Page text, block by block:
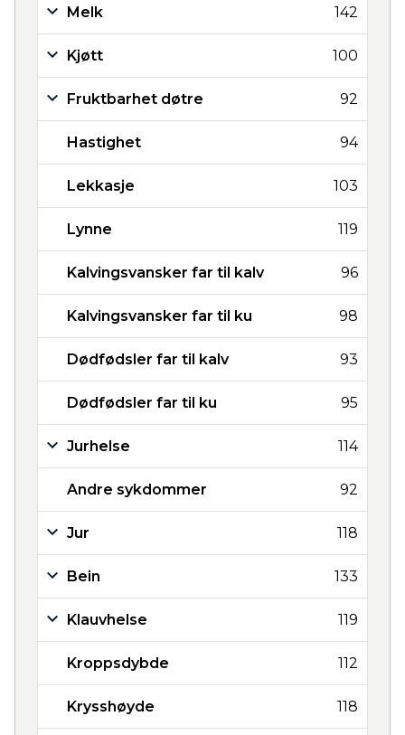
Melk 142
Kjøtt 100
Fruktbarhet døtre 92
Hastighet 94
Lekkasje 103
Lynne 119
Kalvingsvansker far til kalv 96
Kalvingsvansker far til ku 98
Dødfødsler far til kalv 93
Dødfødsler far til ku 95
Jurhelse 114
Andre sykdommer 92
Jur 118
Bein 133
Klauvhelse 119
Kroppsdybde 112
Krysshøyde 118